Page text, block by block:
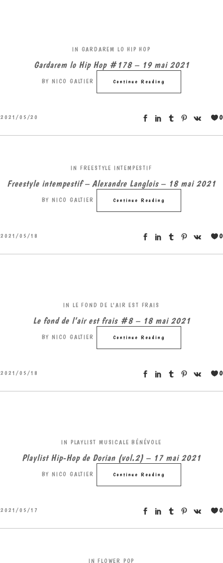
IN GARDAREM LO HIP HOP
Gardarem lo Hip Hop #178 – 19 mai 2021
BY NICO GALTIER Continue Reading
2021/05/20 0
IN FREESTYLE INTEMPESTIF
Freestyle intempestif – Alexandre Langlois – 18 mai 2021
BY NICO GALTIER Continue Reading
2021/05/18 0
IN LE FOND DE L'AIR EST FRAIS
Le fond de l’air est frais #8 – 18 mai 2021
BY NICO GALTIER Continue Reading
2021/05/18 0
IN PLAYLIST MUSICALE BÉNÉVOLE
Playlist Hip-Hop de Dorian (vol.2) – 17 mai 2021
BY NICO GALTIER Continue Reading
2021/05/17 0
IN FLOWER POP